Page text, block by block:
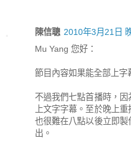
陳信聰 2010年3月21日
Mu Yang 您好：
節目內容如果能全部上字
不過我們七點首播時，
上文字字幕。至於晚上
也很難在八點以後立即
出。